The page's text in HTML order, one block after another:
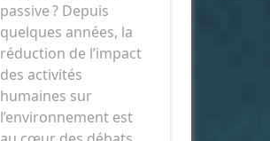
passive ? Depuis
quelques années, la
réduction de l’impact
des activités
humaines sur
l’environnement est